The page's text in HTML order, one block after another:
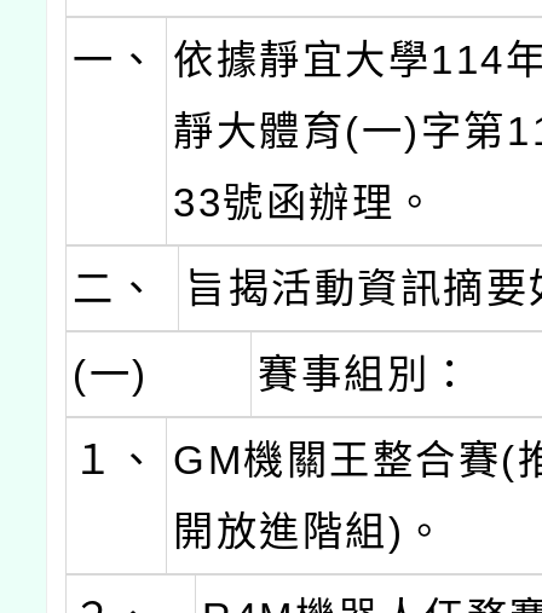
一、
依據靜宜大學114
靜大體育(一)字第
33號函辦理。
二、
旨揭活動資訊摘要
(一)
賽事組別：
１、
GM機關王整合賽(
開放進階組)。